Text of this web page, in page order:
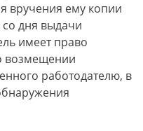
вручения ему копии
дня выдачи
имеет право
возмещении
работодателю, в